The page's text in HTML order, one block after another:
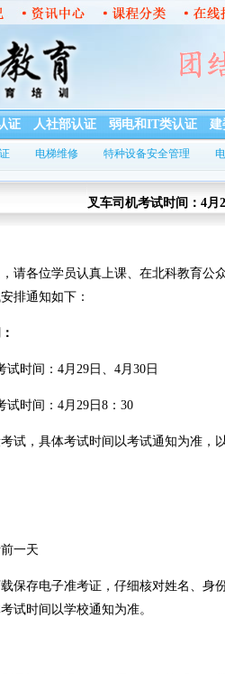
证 人社部认证 弱电和IT类认证 建
电梯维修 特种设备安全管理
叉车司机考试时间：4月
各位学员认真上课、在北科教育公
排通知如下：
间：4月29日、4月30日
间：4月29日8：30
具体考试时间以考试通知为准，以
一天
子准考证，仔细核对姓名、身份
试时间以学校通知为准。